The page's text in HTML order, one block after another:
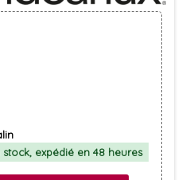
stock, expédié en 48 heures